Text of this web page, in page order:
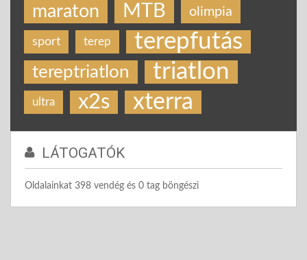
maraton MTB olimpia
sport terep terepfutás
tereptriatlon triatlon
ultra x2s xterra
LÁTOGATÓK
Oldalainkat 398 vendég és 0 tag böngészi